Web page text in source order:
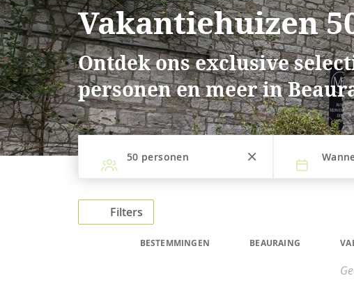
Vakantiehuizen
Ontdek ons exclusive
personen en meer in
50 personen
Filters
BESTEMMINGEN BEAURAING